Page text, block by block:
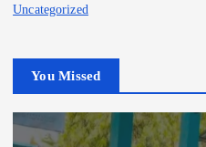
Uncategorized
You Missed